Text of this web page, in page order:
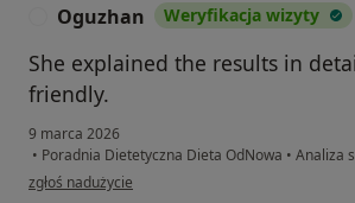
Oguzhan Weryfikacja wizyty
She explained the results in
friendly.
9 marca 2026
• Poradnia Dietetyczna Dieta OdNowa • Analiza
w opinii użytkownika Oguzhan
zgłoś nadużycie